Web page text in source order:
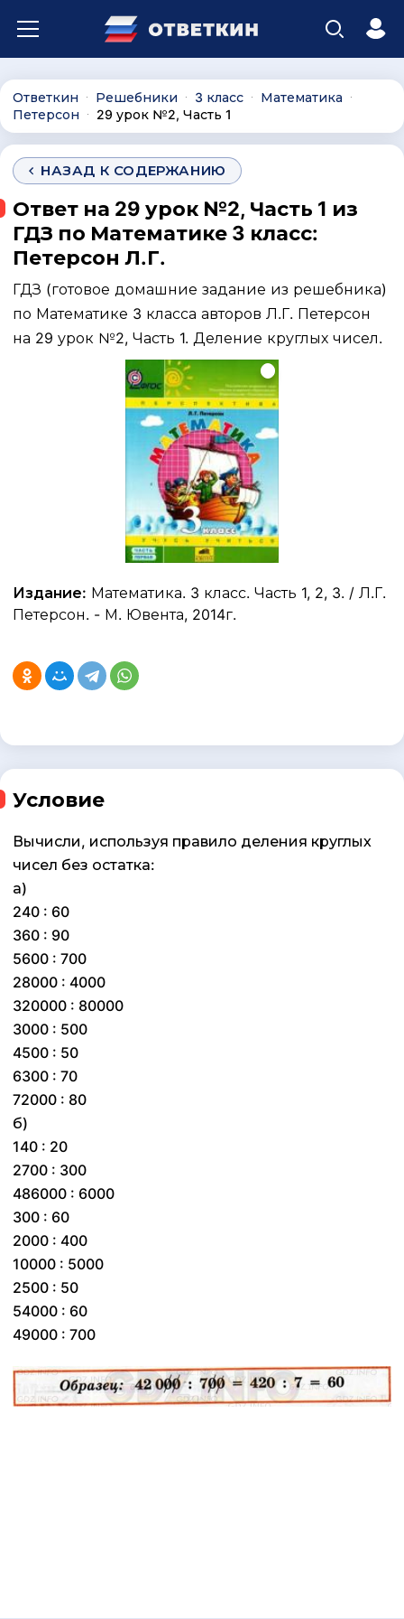
Ответкин ∙ Решебники ∙ 3 класс ∙ Математика ∙
Петерсон ∙ 29 урок №2, Часть 1
НАЗАД К СОДЕРЖАНИЮ
Ответ на 29 урок №2, Часть 1 из
ГДЗ по Математике 3 класс:
Петерсон Л.Г.
ГДЗ (готовое домашние задание из решебника)
по Математике 3 класса авторов Л.Г. Петерсон
на 29 урок №2, Часть 1. Деление круглых чисел.
Издание: Математика. 3 класс. Часть 1, 2, 3. / Л.Г.
Петерсон. - М. Ювента, 2014г.
Условие
Вычисли, используя правило деления круглых
чисел без остатка:
а)
240 : 60
360 : 90
5600 : 700
28000 : 4000
320000 : 80000
3000 : 500
4500 : 50
6300 : 70
72000 : 80
б)
140 : 20
2700 : 300
486000 : 6000
300 : 60
2000 : 400
10000 : 5000
2500 : 50
54000 : 60
49000 : 700